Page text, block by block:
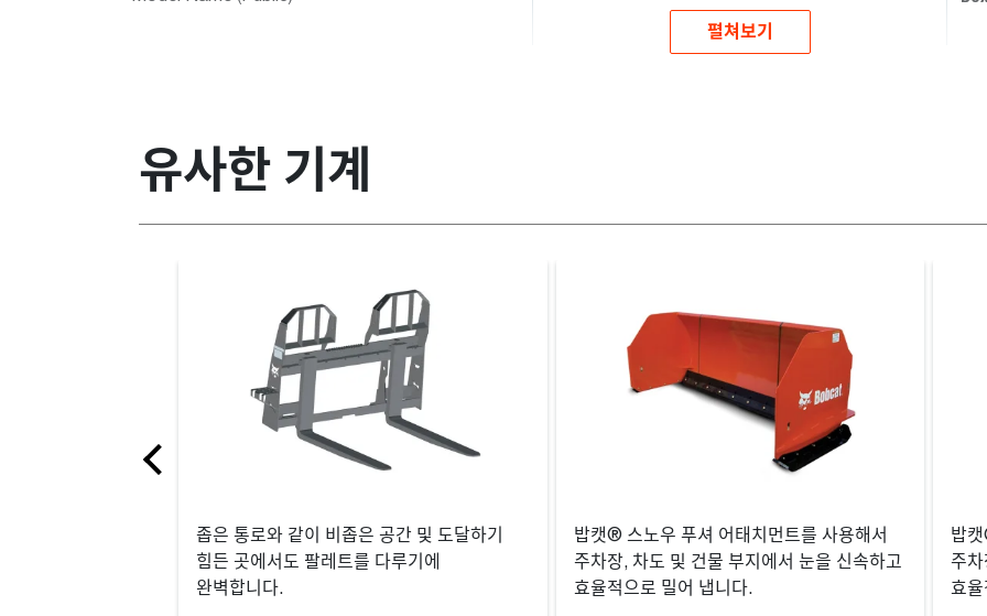
펼쳐보기
유사한 기계
좁은 통로와 같이 비좁은 공간 및 도달하기
힘든 곳에서도 팔레트를 다루기에
완벽합니다.
밥캣® 스노우 푸셔 어태치먼트를 사용해서
주차장, 차도 및 건물 부지에서 눈을 신속하고
효율적으로 밀어 냅니다.
밥
주
효